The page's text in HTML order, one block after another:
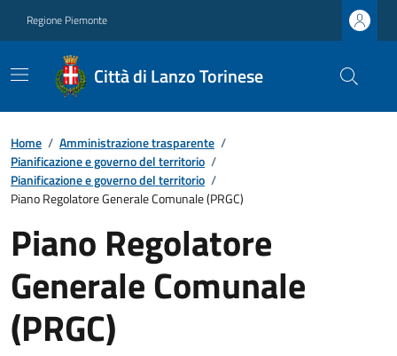
Regione Piemonte
Città di Lanzo Torinese
Home / Amministrazione trasparente /
Pianificazione e governo del territorio /
Pianificazione e governo del territorio /
Piano Regolatore Generale Comunale (PRGC)
Piano Regolatore
Generale Comunale
(PRGC)